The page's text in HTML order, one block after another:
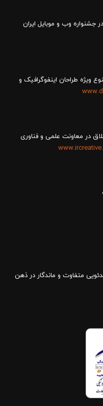
وب و موبایل ایران
ویژه طراحان اینفوگرافیک و
در معاونت علمی و فناوری
متفاوت و ماندگار در ذهن